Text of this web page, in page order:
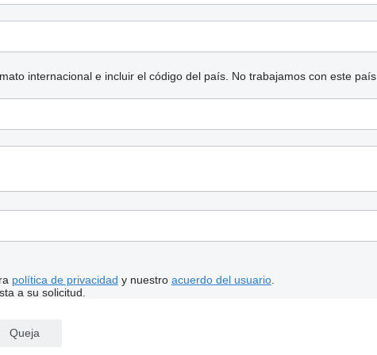
internacional e incluir el código del país. No trabajamos con este país
política de privacidad y nuestro acuerdo del usuario.
a su solicitud.
Queja